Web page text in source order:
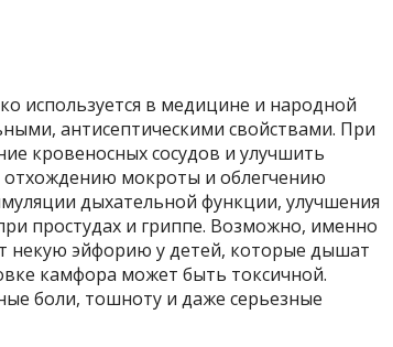
используется в медицине и народной
антисептическими свойствами. При
кровеносных сосудов и улучшить
мокроты и облегчению
дыхательной функции, улучшения
простудах и гриппе. Возможно, именно
некую эйфорию у детей, которые дышат
камфора может быть токсичной.
боли, тошноту и даже серьезные